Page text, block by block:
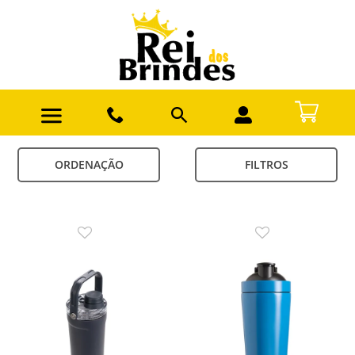
ORDENAÇÃO FILTROS